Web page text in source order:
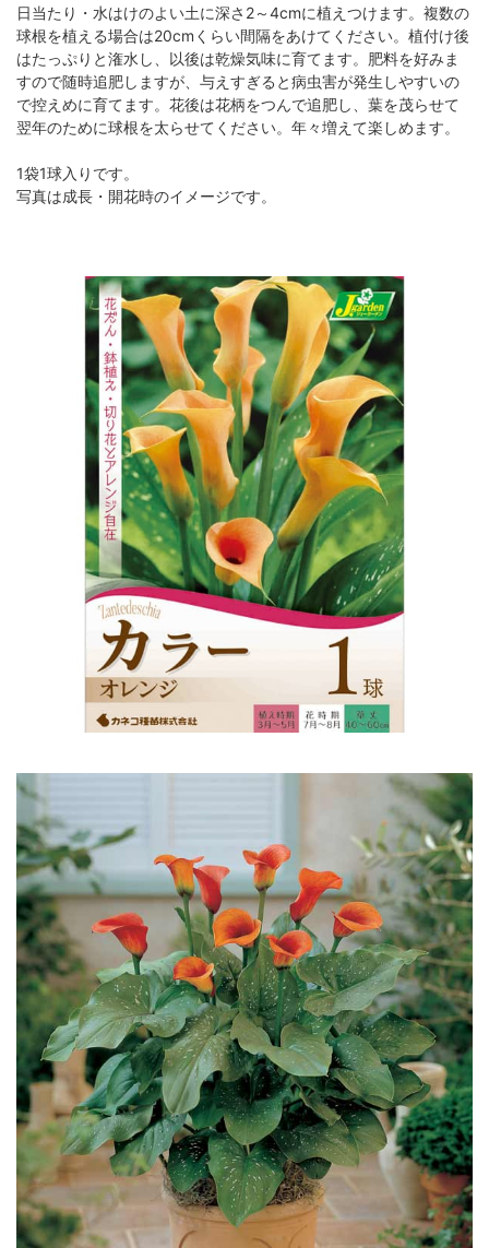
日当たり・水はけのよい土に深さ2～4cmに植えつけます。複数の
球根を植える場合は20cmくらい間隔をあけてください。植付け後
はたっぷりと潅水し、以後は乾燥気味に育てます。肥料を好みま
すので随時追肥しますが、与えすぎると病虫害が発生しやすいの
で控えめに育てます。花後は花柄をつんで追肥し、葉を茂らせて
翌年のために球根を太らせてください。年々増えて楽しめます。
1袋1球入りです。
写真は成長・開花時のイメージです。